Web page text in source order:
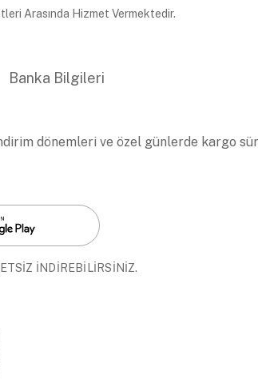
Arasında Hizmet Vermektedir.
Banka Bilgileri
dönemleri ve özel günlerde kargo
İNDİREBİLİRSİNİZ.